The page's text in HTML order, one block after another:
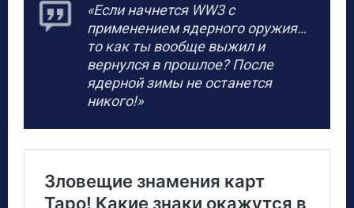
«Если начнется WW3 с
применением ядерного оружия…
то как ты вообще выжил и
вернулся в прошлое? После
ядерной зимы не останется
никого!»